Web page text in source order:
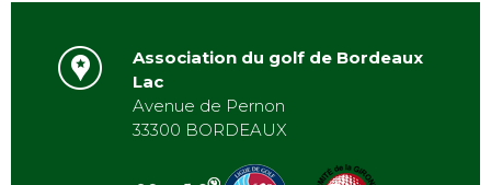
Association du golf de Bordeaux
Lac
Avenue de Pernon
33300 BORDEAUX